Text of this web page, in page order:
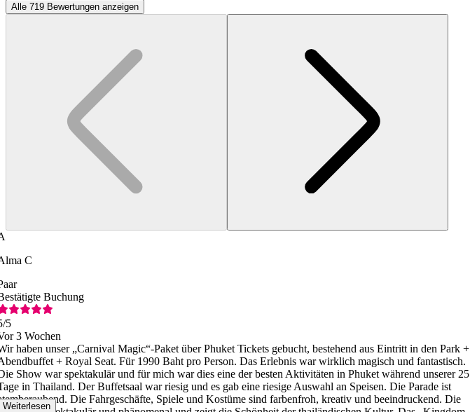
Alle 719 Bewertungen anzeigen
C
Buchung
/5
3 Wochen
haben unser „Carnival Magic“-Paket über Phuket Tickets gebucht, bestehend aus Eintritt in den Park +
+ Royal Seat. Für 1990 Baht pro Person. Das Erlebnis war wirklich magisch und fantastisch.
Show war spektakulär und für mich war dies eine der besten Aktivitäten in Phuket während unserer 25
in Thailand. Der Buffetsaal war riesig und es gab eine riesige Auswahl an Speisen. Die Parade ist
Die Fahrgeschäfte, Spiele und Kostüme sind farbenfroh, kreativ und beeindruckend. Die
Weiterlesen